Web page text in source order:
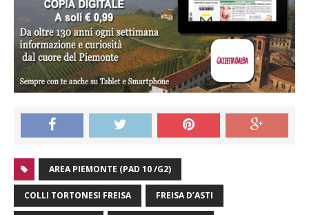
AREA PIEMONTE (PAD 10 /G2)
COLLI TORTONESI FREISA FREISA D’ASTI